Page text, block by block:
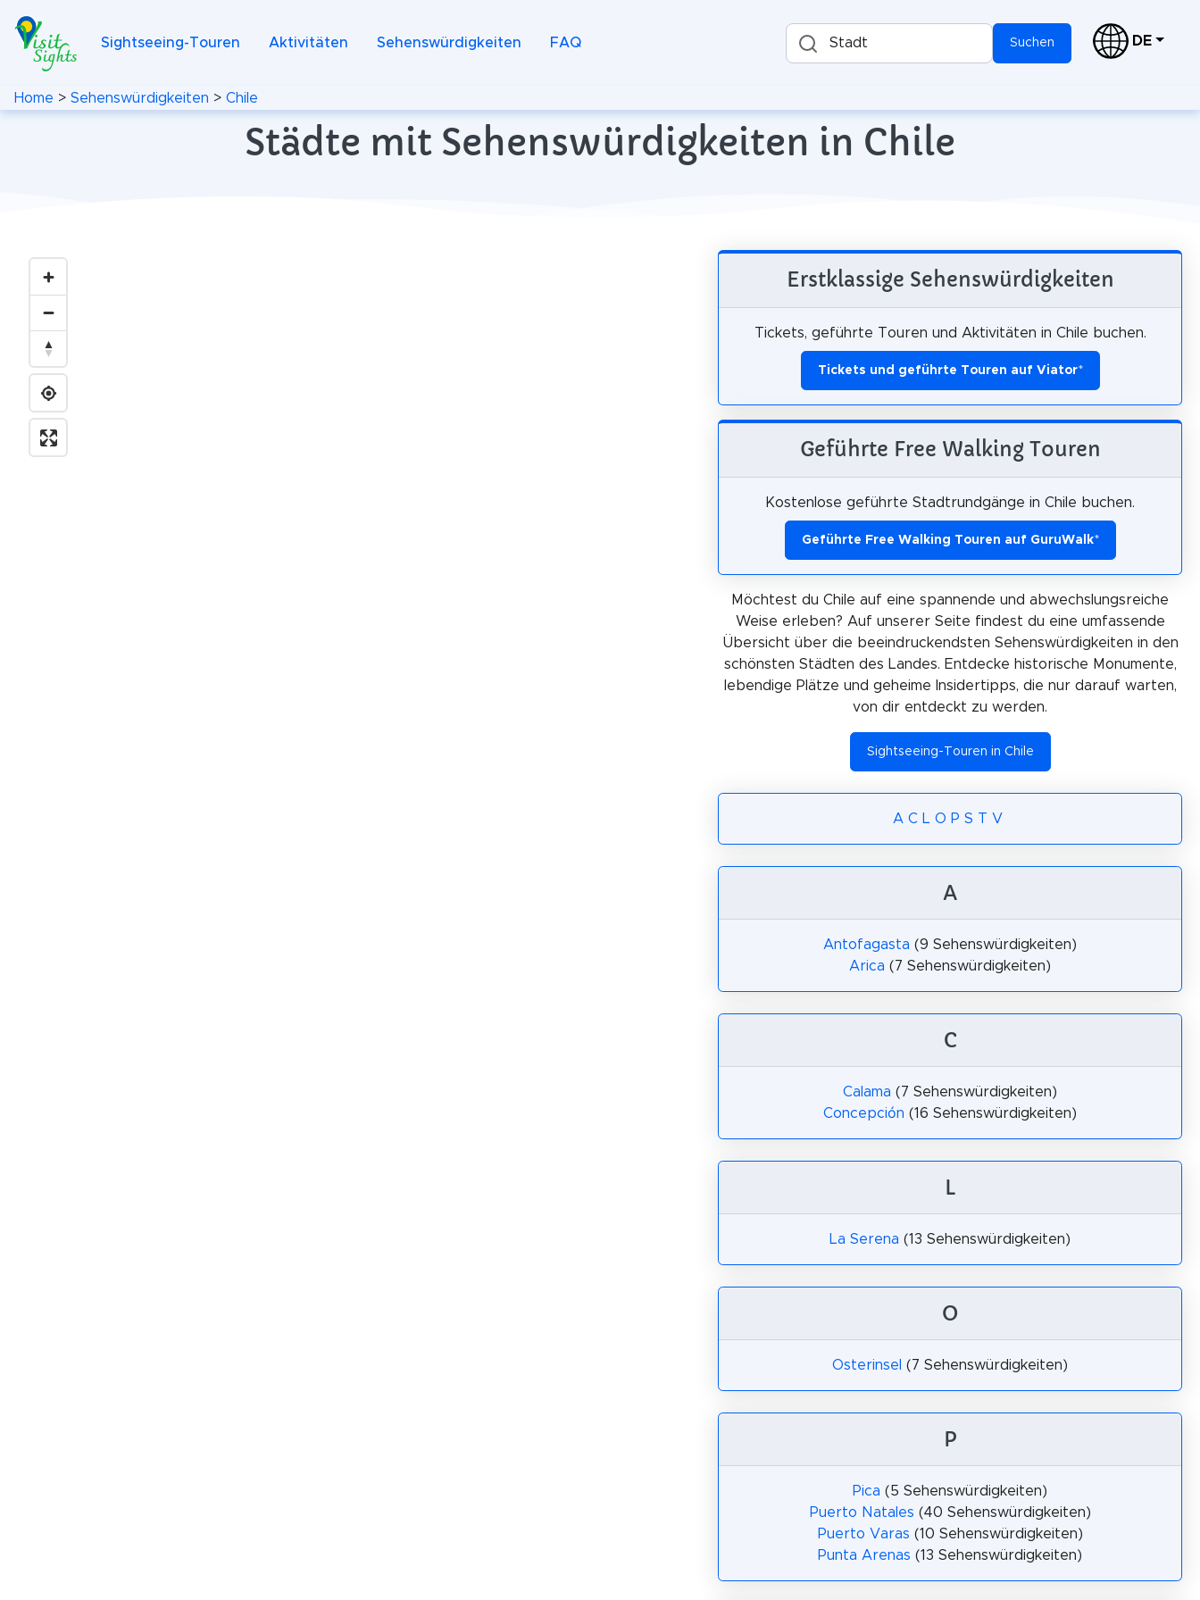
Sightseeing-Touren Aktivitäten Sehenswürdigkeiten FAQ Stadt Suchen DE
Home > Sehenswürdigkeiten > Chile
Städte mit Sehenswürdigkeiten in Chile
Erstklassige Sehenswürdigkeiten
Tickets, geführte Touren und Aktivitäten in Chile buchen.
Tickets und geführte Touren auf Viator*
Geführte Free Walking Touren
Kostenlose geführte Stadtrundgänge in Chile buchen.
Geführte Free Walking Touren auf GuruWalk*
Möchtest du Chile auf eine spannende und abwechslungsreiche
Weise erleben? Auf unserer Seite findest du eine umfassende
Übersicht über die beeindruckendsten Sehenswürdigkeiten in den
schönsten Städten des Landes. Entdecke historische Monumente,
lebendige Plätze und geheime Insidertipps, die nur darauf warten,
von dir entdeckt zu werden.
Sightseeing-Touren in Chile
A C L O P S T V
A
Antofagasta (9 Sehenswürdigkeiten)
Arica (7 Sehenswürdigkeiten)
C
Calama (7 Sehenswürdigkeiten)
Concepción (16 Sehenswürdigkeiten)
L
La Serena (13 Sehenswürdigkeiten)
O
Osterinsel (7 Sehenswürdigkeiten)
P
Pica (5 Sehenswürdigkeiten)
Puerto Natales (40 Sehenswürdigkeiten)
Puerto Varas (10 Sehenswürdigkeiten)
Punta Arenas (13 Sehenswürdigkeiten)